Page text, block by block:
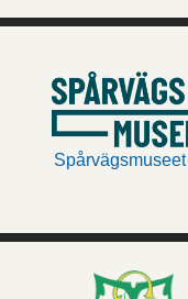
Spårvägsmuseet